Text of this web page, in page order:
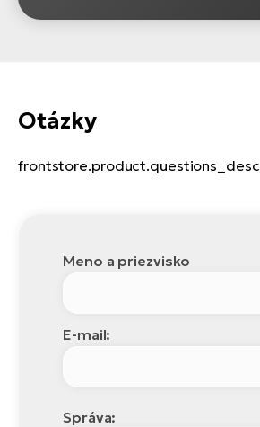
Otázky
frontstore.product.questions_desc
Meno a priezvisko
E-mail:
Správa: